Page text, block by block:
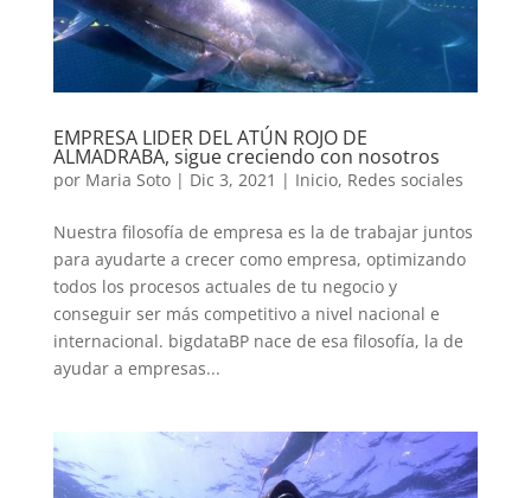
EMPRESA LIDER DEL ATÚN ROJO DE
ALMADRABA, sigue creciendo con nosotros
por Maria Soto| Dic 3, 2021 | Inicio, Redes sociales
Nuestra filosofía de empresa es la de trabajar juntos
para ayudarte a crecer como empresa, optimizando
todos los procesos actuales de tu negocio y
conseguir ser más competitivo a nivel nacional e
internacional. bigdataBP nace de esa filosofía, la de
ayudar a empresas...